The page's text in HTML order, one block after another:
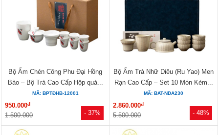
- 37%
Bộ Ấm Chén Công Phu Đại Hồng
Bào – Bộ Trà Cao Cấp Hộp quà...
MÃ: BPTĐHB-12001
950.000đ
1.500.000 - 48%
Bộ Ấm Trà Nhữ Diêu (Ru Yao) Men
Rạn Cao Cấp – Set 10 Món Kèm...
MÃ: BAT-NDA230
2.860.000đ
5.500.000